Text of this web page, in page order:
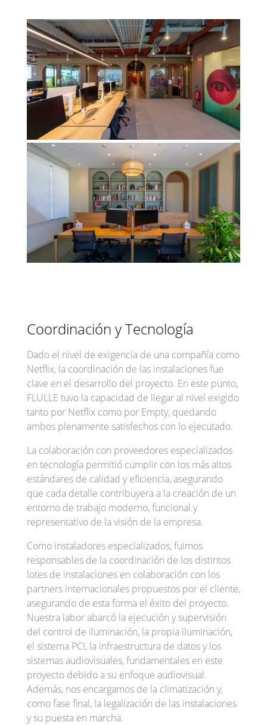
Coordinación y Tecnología
Dado el nivel de exigencia de una compañía como
Netflix, la coordinación de las instalaciones fue
clave en el desarrollo del proyecto. En este punto,
FLULLE tuvo la capacidad de llegar al nivel exigido
tanto por Netflix como por Empty, quedando
ambos plenamente satisfechos con lo ejecutado.
La colaboración con proveedores especializados
en tecnología permitió cumplir con los más altos
estándares de calidad y eficiencia, asegurando
que cada detalle contribuyera a la creación de un
entorno de trabajo moderno, funcional y
representativo de la visión de la empresa.
Como instaladores especializados, fuimos
responsables de la coordinación de los distintos
lotes de instalaciones en colaboración con los
partners internacionales propuestos por el cliente,
asegurando de esta forma el éxito del proyecto.
Nuestra labor abarcó la ejecución y supervisión
del control de iluminación, la propia iluminación,
el sistema PCI, la infraestructura de datos y los
sistemas audiovisuales, fundamentales en este
proyecto debido a su enfoque audiovisual.
Además, nos encargamos de la climatización y,
como fase final, la legalización de las instalaciones
y su puesta en marcha.